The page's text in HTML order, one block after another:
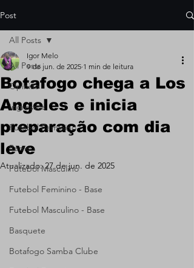
Post
All Posts
Opinião
Ingressos
Futebol Feminino
Remo
Futebol Masculino
Futebol Feminino - Base
Futebol Masculino - Base
Basquete
Botafogo Samba Clube
All Posts
Botafogo chega a Los
Angeles e inicia
preparação com dia
leve
Igor Melo
9 de jun. de 2025 1 min de leitura
Atualizado:27 de jun. de 2025